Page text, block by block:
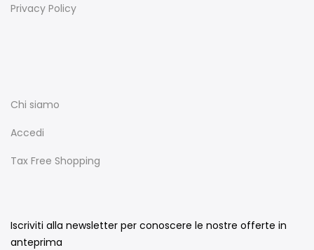
Privacy Policy
Chi siamo
Accedi
Tax Free Shopping
Iscriviti alla newsletter per conoscere le nostre offerte in
anteprima